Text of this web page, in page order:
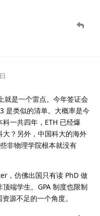
就是一个雷点。今年签证会
是类似的清单。大概率是今
一共四年，ETH 已经爆
？另外，中国科大的海外
非物理学院根本就没有
，仿佛出国只有读 PhD 做
端学生。GPA 制度也限制
源不足的一个角度。